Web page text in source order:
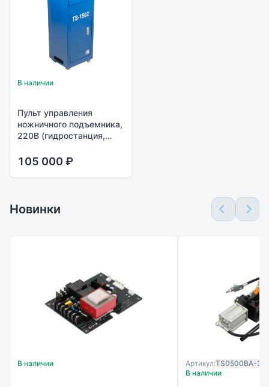
В наличии
Пульт управления
ножничного подъемника,
220В (гидростанция,
105 000 ₽
Новинки
В наличии Артикул:TS0500BA-30
В наличии